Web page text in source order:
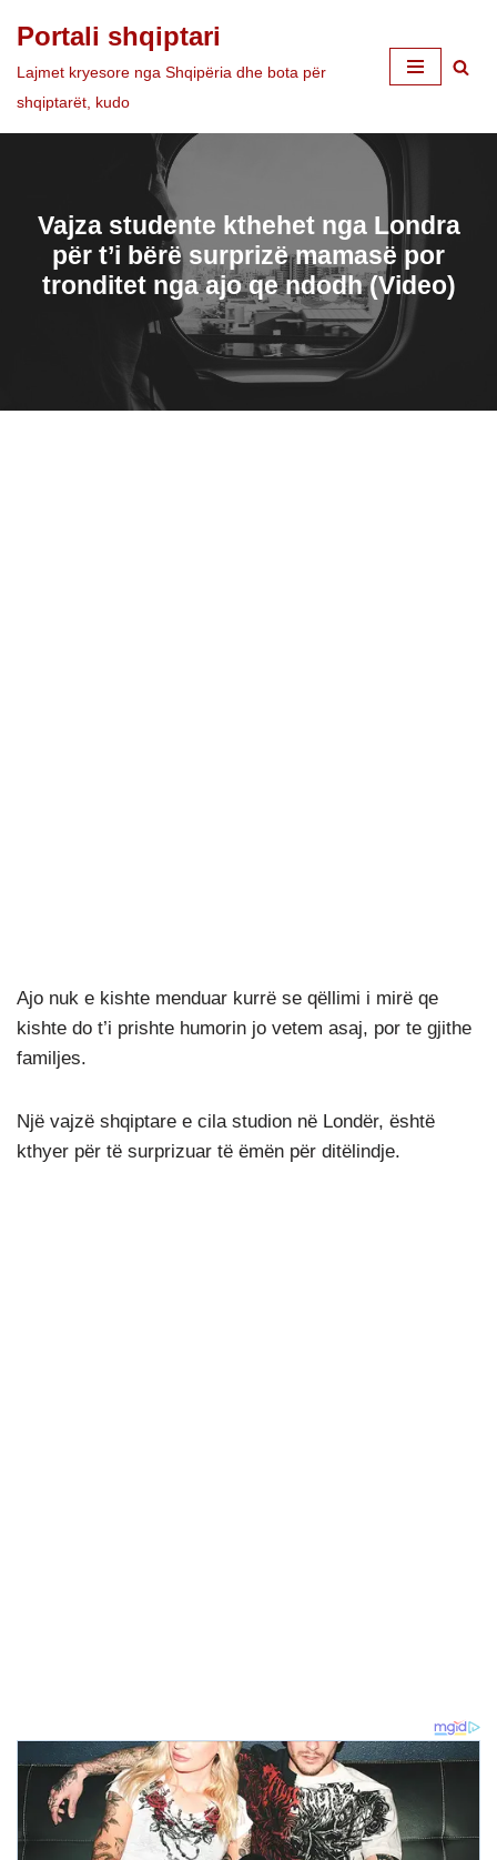
Skip
to
Portali shqiptari
Lajmet kryesore nga Shqipëria dhe bota për
shqiptarët, kudo
Vajza studente kthehet nga Londra
për t’i bërë surprizë mamasë por
tronditet nga ajo qe ndodh (Video)
Ajo nuk e kishte menduar kurrë se qëllimi i mirë qe
kishte do t’i prishte humorin jo vetem asaj, por te gjithe
familjes.
Një vajzë shqiptare e cila studion në Londër, është
kthyer për të surprizuar të ëmën për ditëlindje.